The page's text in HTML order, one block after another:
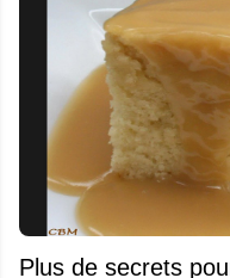
Plus de secrets